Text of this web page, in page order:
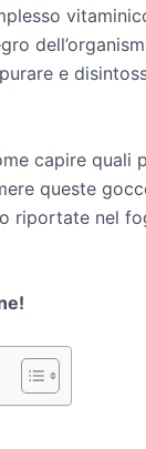
e
capire quali
queste
riportate nel